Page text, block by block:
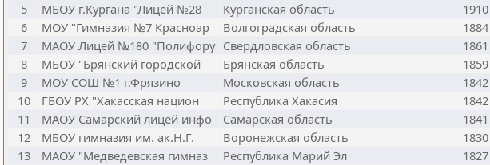
5
МБОУ г.Кургана "Лицей №28 Курганская область
1910
6
МОУ "Гимназия №7 Красноар Волгоградская область
1884
7
МАОУ Лицей №180 "Полифору Свердловская область
1861
8
МБОУ "Брянский городской Брянская область
1859
9
МОУ СОШ №1 г.Фрязино Московская область
1842
10
ГБОУ РХ "Хакасская национ Республика Хакасия
1842
11
МАОУ Самарский лицей инфо Самарская область
1841
12
МБОУ гимназия им. ак.Н.Г. Воронежская область
1830
13
МАОУ "Медведевская гимназ Республика Марий Эл
1827